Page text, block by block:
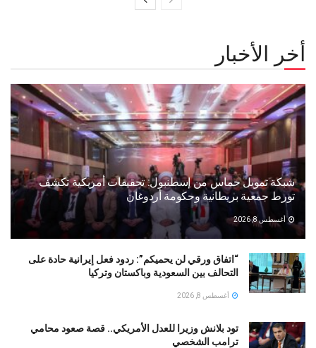
أخر الأخبار
شبكة تمويل حماس من إسطنبول: تحقيقات أمريكية تكشف
تورط جمعية بريطانية وحكومة أردوغان
أغسطس 8, 2026
“اتفاق ورقي لن يحميكم”: ردود فعل إيرانية حادة على
التحالف بين السعودية وباكستان وتركيا
أغسطس 8, 2026
تود بلانش وزيرا للعدل الأمريكي.. قصة صعود محامي
ترامب الشخصي